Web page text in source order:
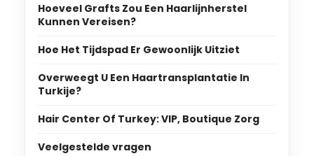
Hoeveel Grafts Zou Een Haarlijnherstel
Kunnen Vereisen?
Hoe Het Tijdspad Er Gewoonlijk Uitziet
Overweegt U Een Haartransplantatie In
Turkije?
Hair Center Of Turkey: VIP, Boutique Zorg
Veelgestelde vragen